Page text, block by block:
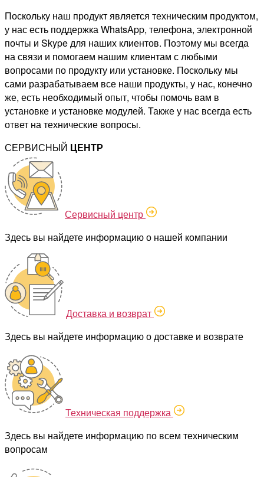
Поскольку наш продукт является техническим продуктом,
у нас есть поддержка WhatsApp, телефона, электронной
почты и Skype для наших клиентов. Поэтому мы всегда
на связи и помогаем нашим клиентам с любыми
вопросами по продукту или установке. Поскольку мы
сами разрабатываем все наши продукты, у нас, конечно
же, есть необходимый опыт, чтобы помочь вам в
установке и установке модулей. Также у нас всегда есть
ответ на технические вопросы.
СЕРВИСНЫЙ ЦЕНТР
Сервисный центр
Здесь вы найдете информацию о нашей компании
Доставка и возврат
Здесь вы найдете информацию о доставке и возврате
Техническая поддержка
Здесь вы найдете информацию по всем техническим
вопросам